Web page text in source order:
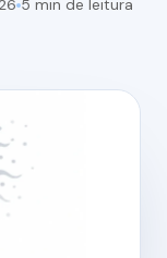
5 min de leitura